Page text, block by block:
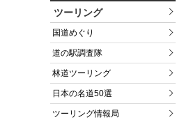
ツーリング
国道めぐり
道の駅調査隊
林道ツーリング
日本の名道50選
ツーリング情報局